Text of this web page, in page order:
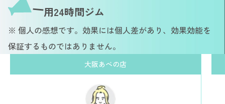
用24時間ジム
※ 個人の感想です。効果には個人差があり、効果効能を
保証するものではありません。
大阪あべの店